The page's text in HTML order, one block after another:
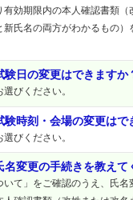
効期限内の本人確認書類（
新氏名の両方がわかるもの）
験日の変更はできますか
びください。
験時刻・会場の変更はで
びください。
名変更の手続きを教えて
いて」をご確認のうえ、氏名